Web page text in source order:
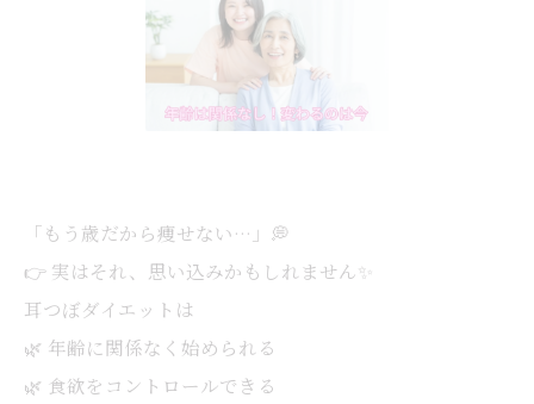
「もう歳だから痩せない…」💭
👉 実はそれ、思い込みかもしれません✨
耳つぼダイエットは
🌿 年齢に関係なく始められる
🌿 食欲をコントロールできる